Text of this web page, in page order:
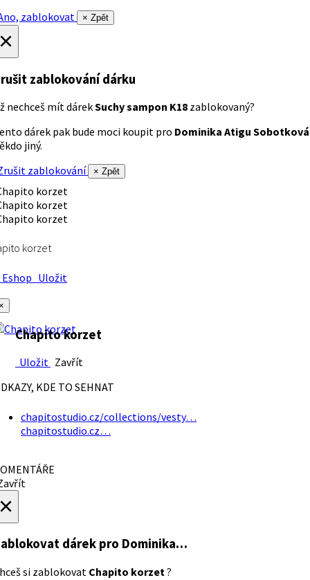
zablokovat
× Zpět
zablokování dárku
nechceš mít dárekSuchy sampon K18 zablokovaný?
dárek pak bude moci koupit pro Dominika Atigu Sobotková
jiný.
zablokování
× Zpět
korzet
Uložit
Chapito korzet
Uložit Zavřít
KDE TO SEHNAT
chapitostudio.cz/collections/vesty…
chapitostudio.cz…
dárek pro Dominika…
si zablokovat Chapito korzet?